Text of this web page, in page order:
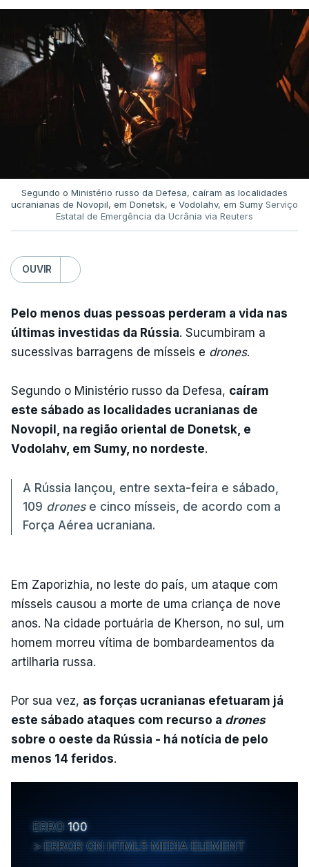
Segundo o Ministério russo da Defesa, caíram as localidades
ucranianas de Novopil, em Donetsk, e Vodolahv, em Sumy Serviço
Estatal de Emergência da Ucrânia via Reuters
OUVIR
Pelo menos duas pessoas perderam a vida nas
últimas investidas da Rússia. Sucumbiram a
sucessivas barragens de mísseis e drones.
Segundo o Ministério russo da Defesa, caíram
este sábado as localidades ucranianas de
Novopil, na região oriental de Donetsk, e
Vodolahv, em Sumy, no nordeste.
A Rússia lançou, entre sexta-feira e sábado,
109 dronese cinco mísseis, de acordo com a
Força Aérea ucraniana.
Em Zaporizhia, no leste do país, um ataque com
mísseis causou a morte de uma criança de nove
anos. Na cidade portuária de Kherson, no sul, um
homem morreu vítima de bombardeamentos da
artilharia russa.
Por sua vez, as forças ucranianas efetuaram já
este sábado ataques com recurso a drones
sobre o oeste da Rússia - há notícia de pelo
menos 14 feridos.
ERRO 100
ERROR ON HTML5 MEDIA ELEMENT